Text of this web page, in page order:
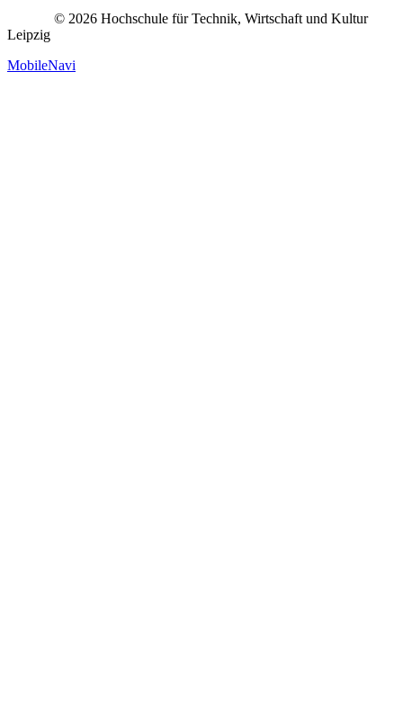
© 2026 Hochschule für Technik, Wirtschaft und Kultur
Leipzig
MobileNavi